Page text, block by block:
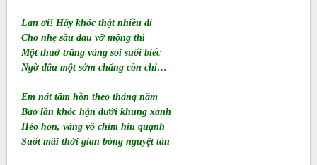
Lan ơi! Hãy khóc thật nhiều đi
Cho nhẹ sầu đau vỡ mộng thì
Một thuở trăng vàng soi suối biếc
Ngờ đâu một sớm chẳng còn chi…
Em nát tâm hồn theo tháng năm
Bao lần khóc hận dưới khung xanh
Héo hon, vàng võ chìm hiu quạnh
Suốt mãi thời gian bóng nguyệt tàn